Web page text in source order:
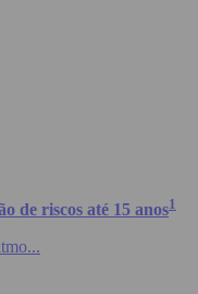
de riscos até 15 anos1